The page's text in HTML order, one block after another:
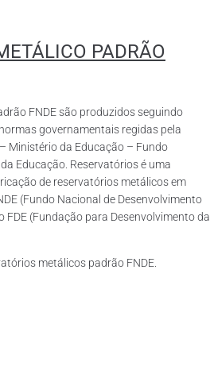
PADRÃO
FNDE são produzidos seguindo
governamentais regidas pela
Ministério da Educação – Fundo
Educação. Reservatórios é uma
de reservatórios metálicos em
(Fundo Nacional de Desenvolvimento
FDE (Fundação para Desenvolvimento da
metálicos padrão FNDE.